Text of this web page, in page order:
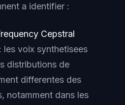
a identifier :
Cepstral
: les voix synthetisees
distributions de
differentes des
notamment dans les